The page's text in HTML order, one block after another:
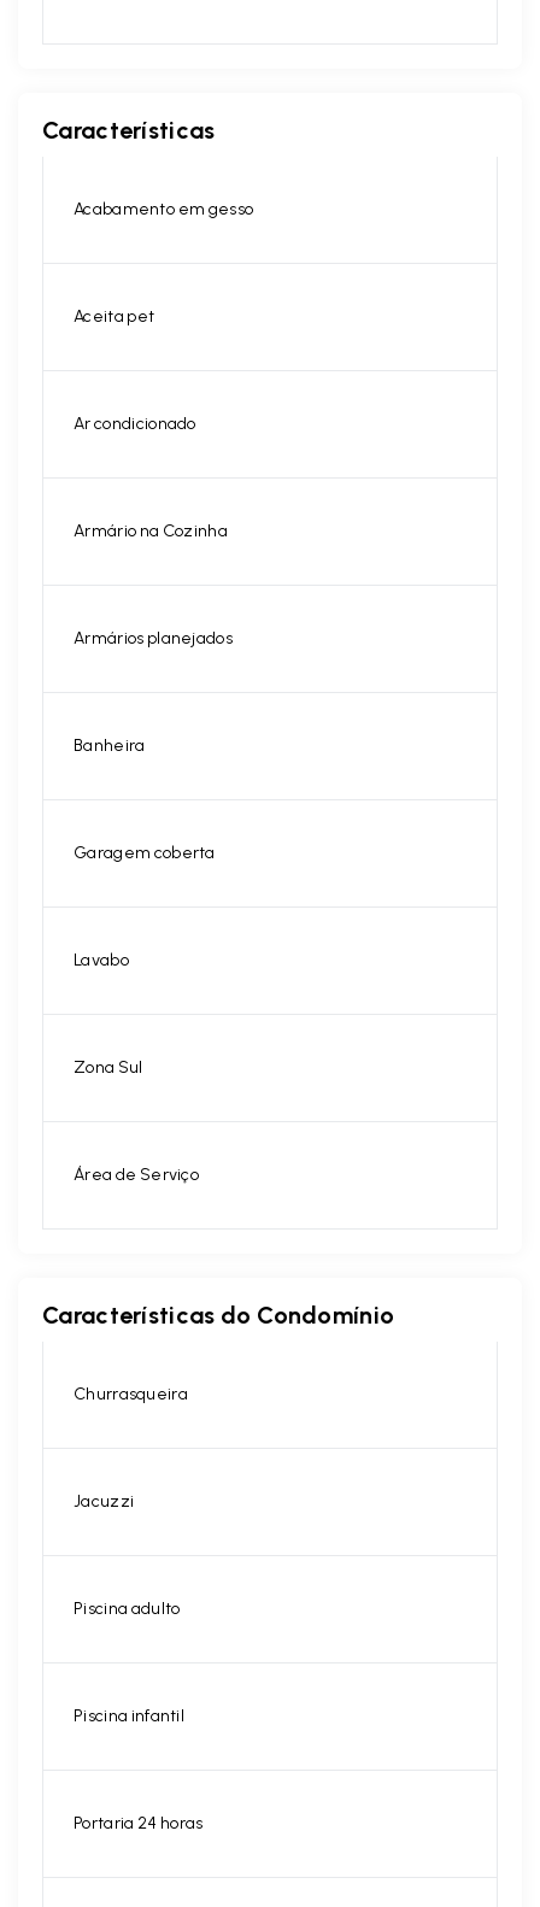
Características
Acabamento em gesso
Aceita pet
Ar condicionado
Armário na Cozinha
Armários planejados
Banheira
Garagem coberta
Lavabo
Zona Sul
Área de Serviço
Características do Condomínio
Churrasqueira
Jacuzzi
Piscina adulto
Piscina infantil
Portaria 24 horas